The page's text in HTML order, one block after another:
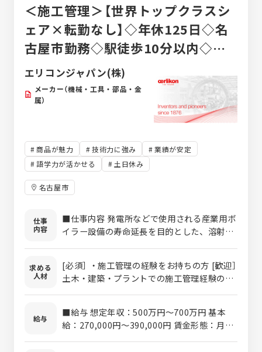
＜施工管理＞【世界トップクラスシ
ェア×転勤なし】◇年休125日◇名
古屋市勤務◇駅徒歩10分以内◇住
宅手当◇賞与年3回
エリコンジャパン(株)
メーカー（機械・工具・部品・金
属）
商品が魅力 技術力に強み
業績が安定
語学力が活かせる
土日休み
名古屋市
仕事
内容
■仕事内容 発電所などで使用される産業用ボ
イラー設備の寿命延長を目的とした、溶射
稼働を支える社会インフラに貢献できる仕事
です。 ■主な業務内容 お客様先での溶射工事
における工程・品質・安全管理 協力会社スタ
ッフへの指揮・技術指導 現場での施工業務
お客様との工事スケジュール調整 工事中や工
事完了後の追加提案・技術提案 無事故・無災
求める
人材
[必須］ ・施工管理の経験をお持ちの方 [歓迎］
土木・建築・プラントでの施工管理経験のあ
給与
■給与 想定年収：500万円～700万円 基本
給：270,000円～390,000円 賃金形態：月給